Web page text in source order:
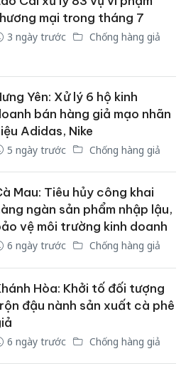
mại trong tháng 7
3 ngày trước Chống hàng giả
Yên: Xử lý 6 hộ kinh
bán hàng giả mạo nhãn
Adidas, Nike
5 ngày trước Chống hàng giả
Mau: Tiêu hủy công khai
ngàn sản phẩm nhập lậu,
vệ môi trường kinh doanh
6 ngày trước Chống hàng giả
Hòa: Khởi tố đối tượng
đậu nành sản xuất cà phê
6 ngày trước Chống hàng giả